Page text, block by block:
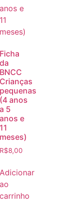
Ficha
da
BNCC
Crianças
pequenas
(4 anos
a 5
anos e
11
meses)
R$8,00
Adicionar
ao
carrinho